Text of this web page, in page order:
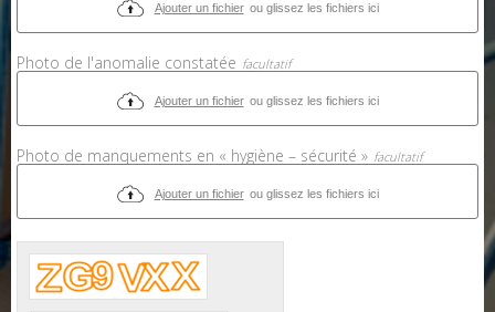
Ajouter un fichier ou glissez les fichiers ici
Photo de l'anomalie constatée
Ajouter un fichier ou glissez les fichiers ici
Photo de manquements en « hygiène – sécurité »
Ajouter un fichier ou glissez les fichiers ici